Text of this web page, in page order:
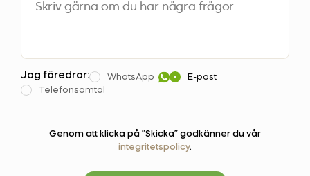
Jag föredrar: WhatsApp
E-post
Telefonsamtal
Genom att klicka på ”Skicka” godkänner du vår
integritetspolicy.